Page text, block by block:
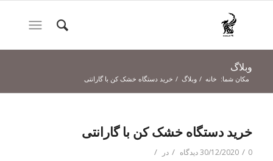
وبلاگ
مکان شما: خانه / وبلاگ / خرید دستگاه خشک کن با گارانتی
خرید دستگاه خشک کن با گارانتی
30/12/2020 / 0 دیدگاه / در /